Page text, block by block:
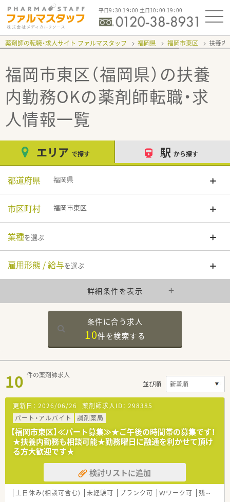
平日9：30-19：00 土日10：00-19：00
薬剤師の転職・求人サイト ファルマスタッフ 福岡県 福岡市東区 扶養内
福岡市東区（福岡県）の扶養
内勤務OKの薬剤師転職・求
人情報一覧
エリア で探す 駅 から探す
都道府県 福岡県
市区町村 福岡市東区
業種を選ぶ
雇用形態 / 給与を選ぶ
詳細条件を表示
条件に合う求人
10件を検索する
10 件の薬剤師求人
並び順
更新日： 2026/06/26 薬剤師求人ID： 298385
パート・アルバイト
調剤薬局
【福岡市東区】≪パート募集≫★ご午後の時間帯の募集です！
★扶養内勤務も相談可能★勤務曜日に融通を利かせて頂け
る方大歓迎です★
検討リストに追加
土日休み(相談可含む) 未経験可 ブランク可 Ｗワーク可 残業なし(ほぼなし含む)